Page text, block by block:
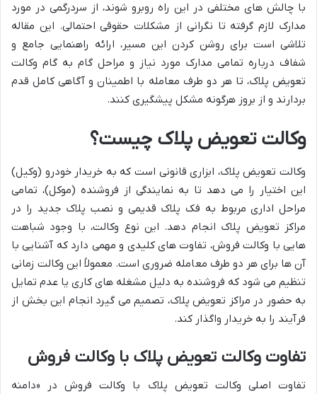
با چالش های مختلفی در این راه روبرو شوند، از سردرگمی در مورد
مدارک لازم گرفته تا نگرانی از مشکلات حقوقی احتمالی. این مقاله
تلاشی است برای روشن کردن این مسیر، ارائه راهنمایی جامع و
شفاف درباره تمامی مدارک مورد نیاز و مراحل گام به گام وکالت
تعویض پلاک، تا هر دو طرف معامله با اطمینان و آگاهی کامل قدم
بردارند و از بروز هرگونه مشکل پیشگیری کنند.
وکالت تعویض پلاک چیست؟
وکالت تعویض پلاک، ابزاری قانونی است که به خریدار خودرو (وکیل)
این اختیار را می دهد تا به نمایندگی از فروشنده (موکل)، تمامی
مراحل اداری مربوط به فک پلاک قدیمی و نصب پلاک جدید را در
مراکز تعویض پلاک انجام دهد. این نوع وکالت، با وجود شباهت
هایی با وکالت فروش، تفاوت های کلیدی و مهمی دارد که آشنایی با
آن ها برای هر دو طرف معامله ضروری است. معمولاً این وکالت زمانی
تنظیم می شود که فروشنده به دلیل مشغله های کاری یا عدم تمایل
به حضور در مراکز تعویض پلاک، تصمیم می گیرد انجام این بخش از
فرآیند را به خریدار واگذار کند.
تفاوت وکالت تعویض پلاک با وکالت فروش
تفاوت اصلی وکالت تعویض پلاک با وکالت فروش در «دامنه